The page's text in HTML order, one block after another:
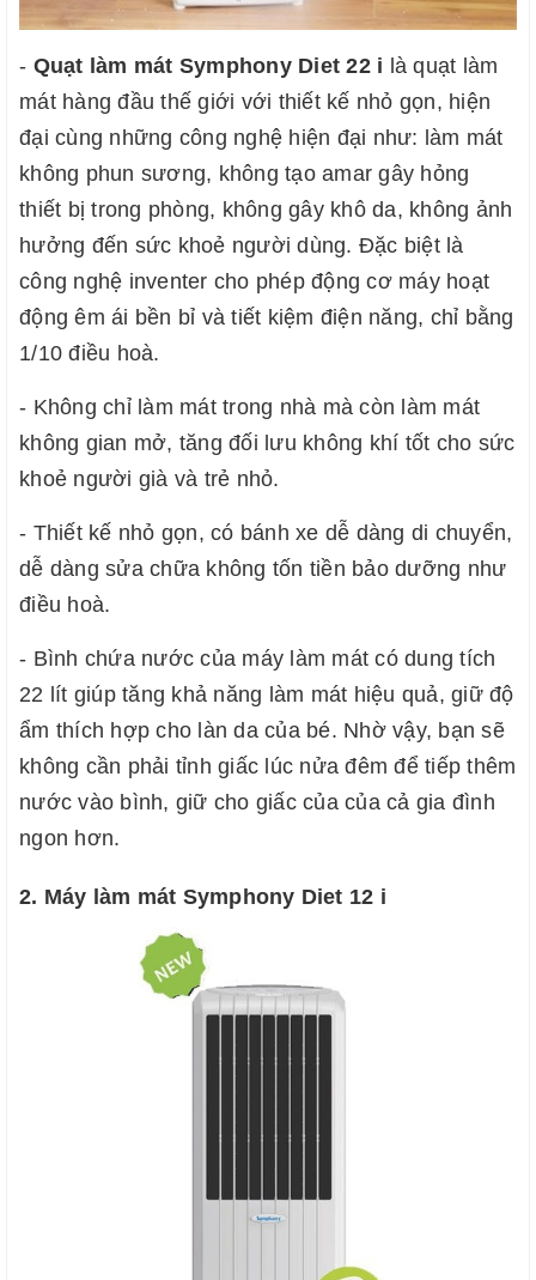
- Quạt làm mát Symphony Diet 22 i là quạt làm
mát hàng đầu thế giới với thiết kế nhỏ gọn, hiện
đại cùng những công nghệ hiện đại như: làm mát
không phun sương, không tạo amar gây hỏng
thiết bị trong phòng, không gây khô da, không ảnh
hưởng đến sức khoẻ người dùng. Đặc biệt là
công nghệ inventer cho phép động cơ máy hoạt
động êm ái bền bỉ và tiết kiệm điện năng, chỉ bằng
1/10 điều hoà.
- Không chỉ làm mát trong nhà mà còn làm mát
không gian mở, tăng đối lưu không khí tốt cho sức
khoẻ người già và trẻ nhỏ.
- Thiết kế nhỏ gọn, có bánh xe dễ dàng di chuyển,
dễ dàng sửa chữa không tốn tiền bảo dưỡng như
điều hoà.
- Bình chứa nước của máy làm mát có dung tích
22 lít giúp tăng khả năng làm mát hiệu quả, giữ độ
ẩm thích hợp cho làn da của bé. Nhờ vậy, bạn sẽ
không cần phải tỉnh giấc lúc nửa đêm để tiếp thêm
nước vào bình, giữ cho giấc của của cả gia đình
ngon hơn.
2. Máy làm mát Symphony Diet 12 i